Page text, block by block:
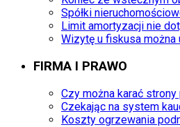
Spółki
Limit amortyzacji nie
Wizytę u fiskusa
FIRMA I PRAWO
Czy można karać
Czekając na system
Koszty ogrzewania